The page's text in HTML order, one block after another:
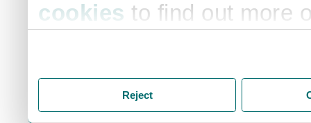
cookies to find out more
you accept the storage
Reject